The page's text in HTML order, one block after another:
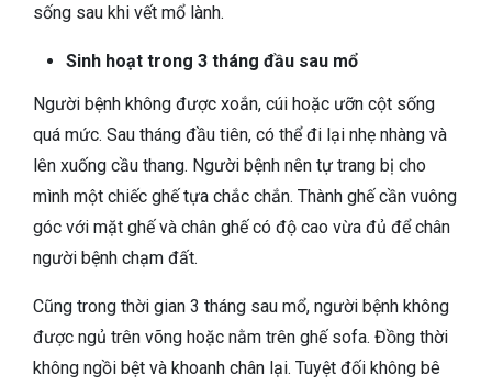
sống sau khi vết mổ lành.
Sinh hoạt trong 3 tháng đầu sau mổ
Người bệnh không được xoắn, cúi hoặc ưỡn cột sống
quá mức. Sau tháng đầu tiên, có thể đi lại nhẹ nhàng và
lên xuống cầu thang. Người bệnh nên tự trang bị cho
mình một chiếc ghế tựa chắc chắn. Thành ghế cần vuông
góc với mặt ghế và chân ghế có độ cao vừa đủ để chân
người bệnh chạm đất.
Cũng trong thời gian 3 tháng sau mổ, người bệnh không
được ngủ trên võng hoặc nằm trên ghế sofa. Đồng thời
không ngồi bệt và khoanh chân lại. Tuyệt đối không bê